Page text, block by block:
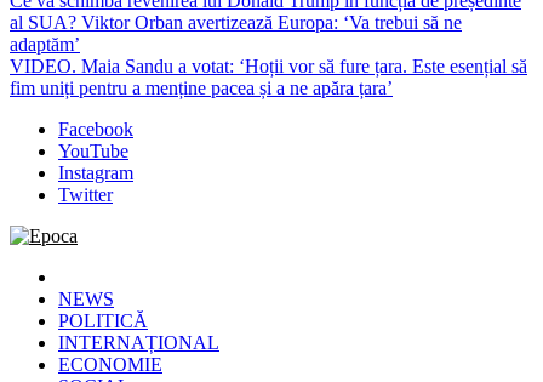
al SUA? Viktor Orban avertizează Europa: ‘Va trebui să ne
adaptăm’
VIDEO. Maia Sandu a votat: ‘Hoții vor să fure țara. Este esențial să
fim uniți pentru a menține pacea și a ne apăra țara’
Facebook
YouTube
Instagram
Twitter
Epoca
Cele mai noi știri online din România
NEWS
POLITICĂ
INTERNAȚIONAL
ECONOMIE